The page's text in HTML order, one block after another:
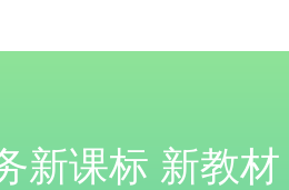
新课标 新教材